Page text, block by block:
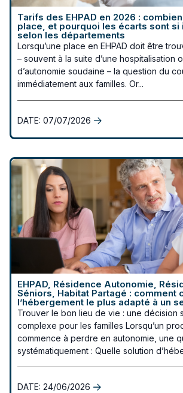
Tarifs des EHPAD en 2026 :
place, et pourquoi les écarts sont si
selon les départements
Lorsqu’une place en EHPAD doit être
– souvent à la suite d’une hospitalisation
d’autonomie soudaine – la question du
immédiatement aux familles. Or...
DATE: 07/07/2026
EHPAD, Résidence Autonomie,
Séniors, Habitat Partagé : comment
l’hébergement le plus adapté à un
Trouver le bon lieu de vie : une décision
complexe pour les familles Lorsqu’un
commence à perdre en autonomie, une
systématiquement : Quelle solution
DATE: 24/06/2026